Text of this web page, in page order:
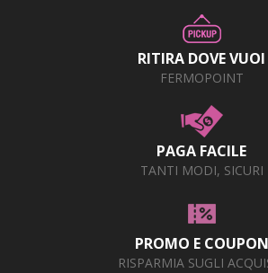
RITIRA DOVE VUOI
FERMOPOINT
PAGA FACILE
TANTI MODI, SICURI
PROMO E COUPON
RISPARMIA SUGLI